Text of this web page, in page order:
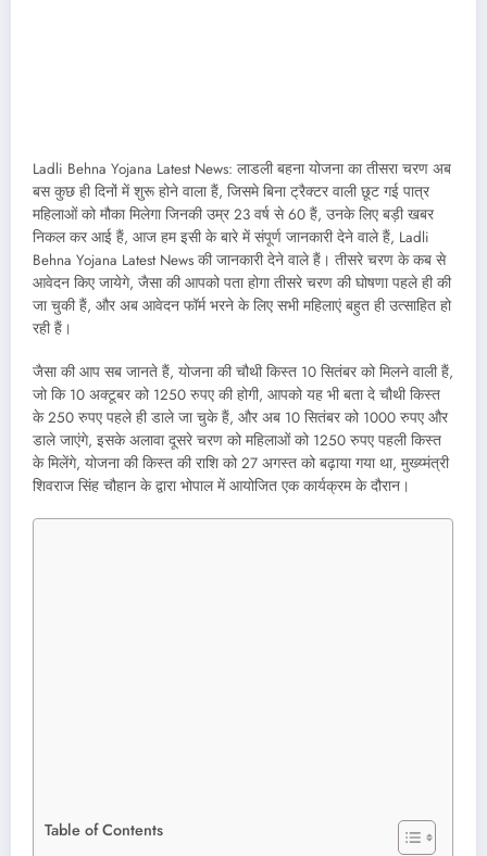
Ladli Behna Yojana Latest News: लाडली बहना योजना का तीसरा चरण अब
बस कुछ ही दिनों में शुरू होने वाला हैं, जिसमे बिना ट्रैक्टर वाली छूट गई पात्र
महिलाओं को मौका मिलेगा जिनकी उम्र 23 वर्ष से 60 हैं, उनके लिए बड़ी खबर
निकल कर आई हैं, आज हम इसी के बारे में संपूर्ण जानकारी देने वाले हैं, Ladli
Behna Yojana Latest News की जानकारी देने वाले हैं। तीसरे चरण के कब से
आवेदन किए जायेगे, जैसा की आपको पता होगा तीसरे चरण की घोषणा पहले ही की
जा चुकी हैं, और अब आवेदन फॉर्म भरने के लिए सभी महिलाएं बहुत ही उत्साहित हो
रही हैं।
जैसा की आप सब जानते हैं, योजना की चौथी किस्त 10 सितंबर को मिलने वाली हैं,
जो कि 10 अक्टूबर को 1250 रुपए की होगी, आपको यह भी बता दे चौथी किस्त
के 250 रुपए पहले ही डाले जा चुके हैं, और अब 10 सितंबर को 1000 रुपए और
डाले जाएंगे, इसके अलावा दूसरे चरण को महिलाओं को 1250 रुपए पहली किस्त
के मिलेंगे, योजना की किस्त की राशि को 27 अगस्त को बढ़ाया गया था, मुख्य्मंत्री
शिवराज सिंह चौहान के द्वारा भोपाल में आयोजित एक कार्यक्रम के दौरान।
Table of Contents